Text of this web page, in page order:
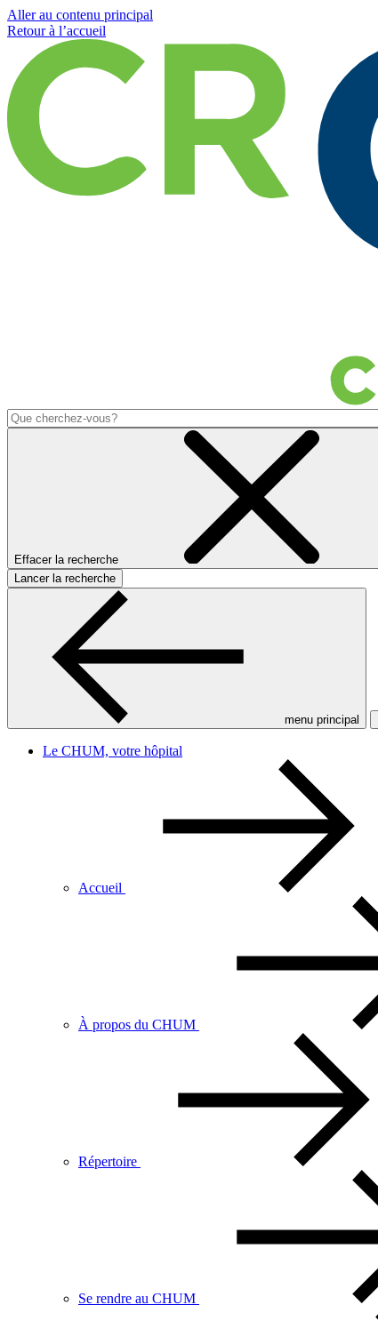
Aller au contenu principal
Retour à l’accueil
Effacer la recherche
Lancer la recherche
menu principal
Le CHUM, votre hôpital
Accueil
À propos du CHUM
Répertoire
Se rendre au CHUM